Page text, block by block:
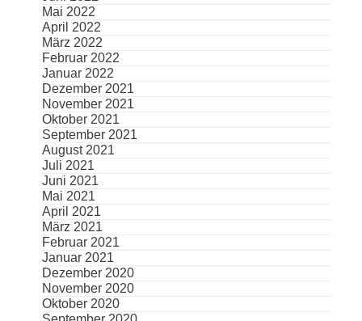
Mai 2022
April 2022
März 2022
Februar 2022
Januar 2022
Dezember 2021
November 2021
Oktober 2021
September 2021
August 2021
Juli 2021
Juni 2021
Mai 2021
April 2021
März 2021
Februar 2021
Januar 2021
Dezember 2020
November 2020
Oktober 2020